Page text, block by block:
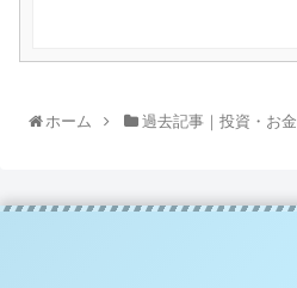
ホーム 過去記事｜投資・お金